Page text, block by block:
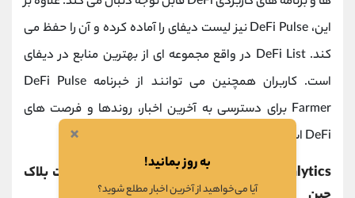
این، DeFi Pulse نیز لیست دیفای را آماده کرده و آن را حفظ می
کند. DeFi List در واقع مجموعه ای از بهترین منابع در دیفای
است. کاربران همچنین می توانند از خبرنامه DeFi Pulse
Farmer برای دسترسی به آخرین اخبار، روندها و فرصت های
DeFi استفاده کنند.
Dune Analytics: بهترین ابزار DeFi برای تحقیقات بلاک
×
به روز بمانید!
آیا می‌خواهید از آخرین اخبار مطلع شوید؟